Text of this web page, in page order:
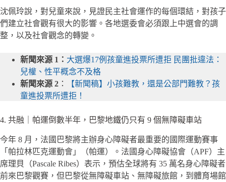
沈佩玲說，對兒童來說，見證民主社會運作的每個環結，對孩子
們建立社會觀有很大的影響。各地選委會必須跟上中選會的調
整，以及社會觀念的轉變。
新聞來源 1： 大選爆17例孩童進投票所遭拒 民團批違法：
兒權、性平概念不及格
新聞來源 2 ：
【新聞稿】小孩難教，還是公部門難教？孩
童進投票所遭拒！
4. 共融｜帕運倒數半年，巴黎地鐵仍只有 9 個無障礙車站
今年 8 月，法國巴黎將主辦身心障礙者最重要的國際運動賽事
「帕拉林匹克運動會」（帕運）。法國身心障礙協會（APF）主
席理貝（Pascale Ribes）表示，預估全球將有 35 萬名身心障礙者
前來巴黎觀賽，但巴黎從無障礙車站、無障礙旅館，到體育場館